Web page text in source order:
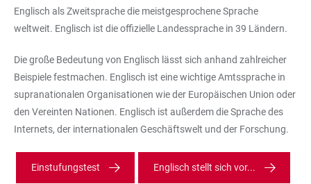
Englisch als Zweitsprache die meistgesprochene Sprache
weltweit. Englisch ist die offizielle Landessprache in 39 Ländern.
Die große Bedeutung von Englisch lässt sich anhand zahlreicher
Beispiele festmachen. Englisch ist eine wichtige Amtssprache in
supranationalen Organisationen wie der Europäischen Union oder
den Vereinten Nationen. Englisch ist außerdem die Sprache des
Internets, der internationalen Geschäftswelt und der Forschung.
Einstufungstest Englisch stellt sich vor...